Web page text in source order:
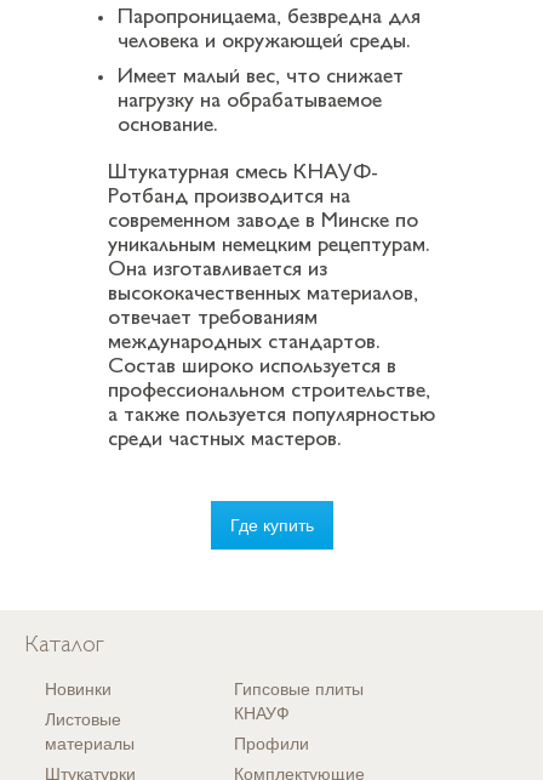
Паропроницаема, безвредна для
человека и окружающей среды.
Имеет малый вес, что снижает
нагрузку на обрабатываемое
основание.
Штукатурная смесь КНАУФ-
Ротбанд производится на
современном заводе в Минске по
уникальным немецким рецептурам.
Она изготавливается из
высококачественных материалов,
отвечает требованиям
международных стандартов.
Состав широко используется в
профессиональном строительстве,
а также пользуется популярностью
среди частных мастеров.
Где купить
Каталог
Новинки
Листовые
материалы
Штукатурки
Гипсовые плиты
КНАУФ
Профили
Комплектующие